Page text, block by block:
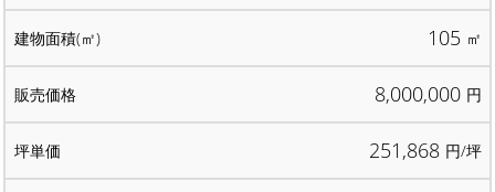
105 ㎡
8,000,000 円
251,868 円/坪